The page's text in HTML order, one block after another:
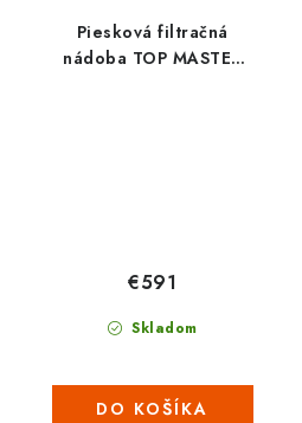
Piesková filtračná
nádoba TOP MASTER
Skladom
€591
DO KOŠÍKA